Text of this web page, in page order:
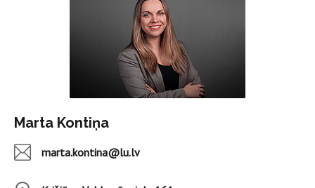
Marta Kontiņa
marta.kontina@lu.lv